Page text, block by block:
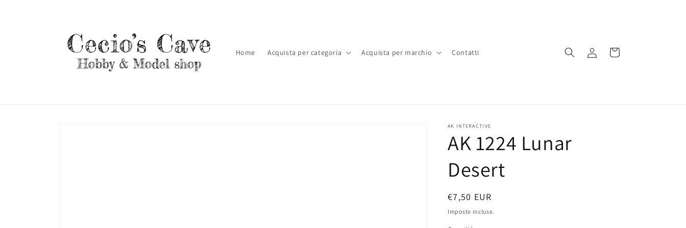
Home Acquista per categoria Acquista per marchio Contatti Accedi Carrello
AK INTERACTIVE
AK 1224 Lunar
Desert
Prezzo
di
listino
€7,50 EUR
Imposte incluse.